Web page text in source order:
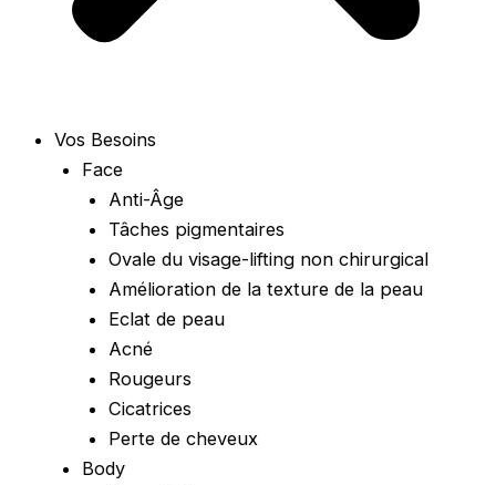
Vos Besoins
Face
Anti-Âge
Tâches pigmentaires
Ovale du visage-lifting non chirurgical
Amélioration de la texture de la peau
Eclat de peau
Acné
Rougeurs
Cicatrices
Perte de cheveux
Body